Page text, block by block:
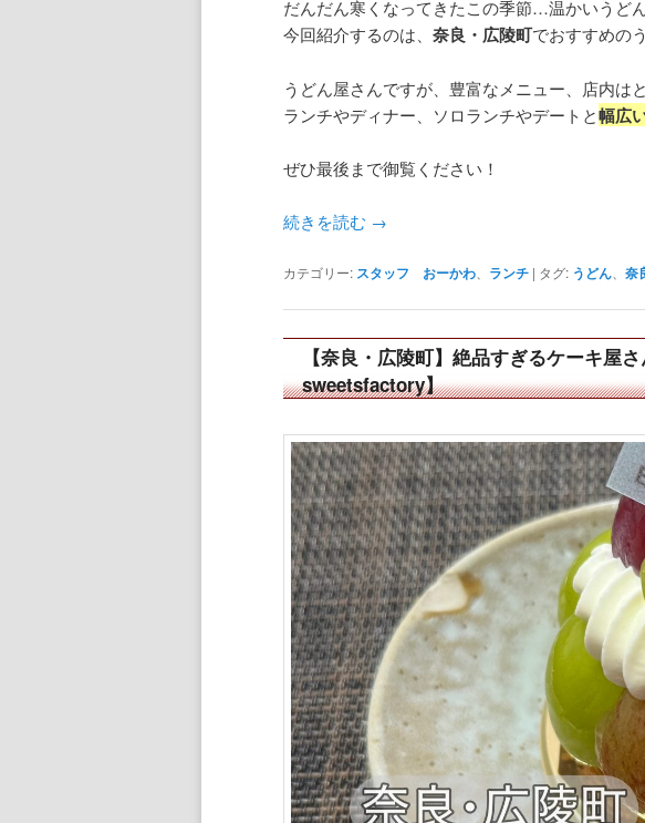
だんだん寒くなってきたこの季節…温かいうど
今回紹介するのは、奈良・広陵町でおすすめの
うどん屋さんですが、豊富なメニュー、店内は
ランチやディナー、ソロランチやデートと幅広
ぜひ最後まで御覧ください！
続きを読む →
カテゴリー: スタッフ おーかわ ランチ | タグ: うどん 、奈
【奈良・広陵町】絶品すぎるケーキ屋
sweetsfactory】